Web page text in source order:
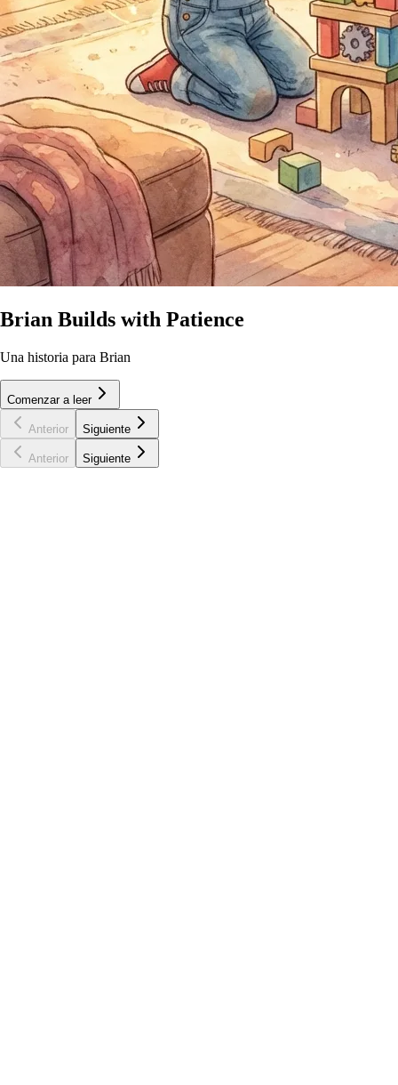
Brian Builds with Patience
Una historia para Brian
Comenzar a leer
Anterior Siguiente
Anterior Siguiente